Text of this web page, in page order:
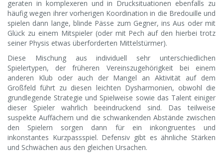
geraten in komplexeren und in Drucksituationen ebenfalls zu
häufig wegen ihrer vorherigen Koordination in die Bredouille und
spielen dann lange, blinde Pässe zum Gegner, ins Aus oder mit
Glück zu einem Mitspieler (oder mit Pech auf den hierbei trotz
seiner Physis etwas überforderten Mittelstürmer).
Diese Mischung aus individuell sehr unterschiedlichen
Spielertypen, der früheren Vereinszugehörigkeit bei einem
anderen Klub oder auch der Mangel an Aktivität auf dem
Großfeld führt zu diesen leichten Dysharmonien, obwohl die
grundlegende Strategie und Spielweise sowie das Talent einiger
dieser Spieler wahrlich beeindruckend sind. Das teilweise
suspekte Auffächern und die schwankenden Abstände zwischen
den Spielern sorgen dann für ein inkongruentes und
inkonstantes Kurzpassspiel. Defensiv gibt es ähnliche Stärken
und Schwächen aus den gleichen Ursachen.